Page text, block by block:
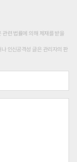
련 법률에 의해 제재를 받을
인신공격성 글은 관리자의 판